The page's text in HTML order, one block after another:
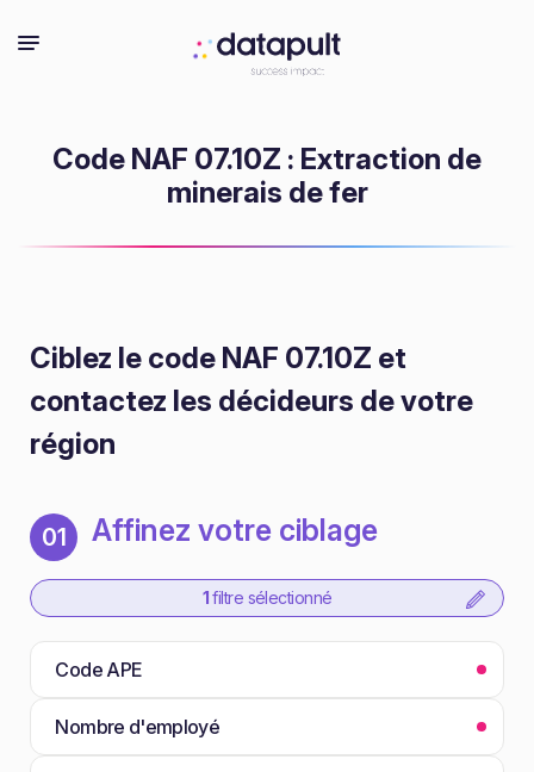
Code NAF 07.10Z : Extraction de
minerais de fer
Ciblez le code NAF 07.10Z et
contactez les décideurs de votre
région
01 Affinez votre ciblage
1 filtre sélectionné
Code APE
Nombre d'employé